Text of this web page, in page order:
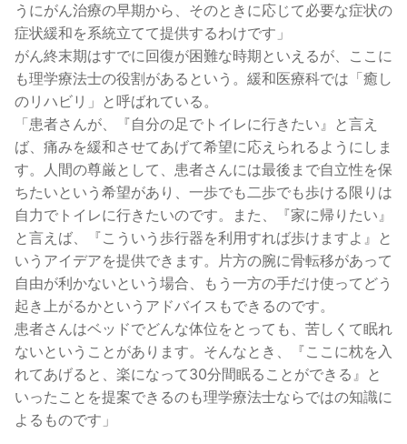
うにがん治療の早期から、そのときに応じて必要な症状の
症状緩和を系統立てて提供するわけです」
がん終末期はすでに回復が困難な時期といえるが、ここに
も理学療法士の役割があるという。緩和医療科では「癒し
のリハビリ」と呼ばれている。
「患者さんが、『自分の足でトイレに行きたい』と言え
ば、痛みを緩和させてあげて希望に応えられるようにしま
す。人間の尊厳として、患者さんには最後まで自立性を保
ちたいという希望があり、一歩でも二歩でも歩ける限りは
自力でトイレに行きたいのです。また、『家に帰りたい』
と言えば、『こういう歩行器を利用すれば歩けますよ』と
いうアイデアを提供できます。片方の腕に骨転移があって
自由が利かないという場合、もう一方の手だけ使ってどう
起き上がるかというアドバイスもできるのです。
患者さんはベッドでどんな体位をとっても、苦しくて眠れ
ないということがあります。そんなとき、『ここに枕を入
れてあげると、楽になって30分間眠ることができる』と
いったことを提案できるのも理学療法士ならではの知識に
よるものです」